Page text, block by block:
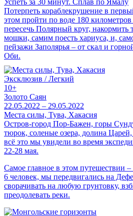
Потерпеть кораблекрушение в
этом пройти по воде 180
пересечь Полярный круг, накормить
мошки, самим поесть хариуса, и,
пейзажи Заполярья – от скал и
Оби.
Эксклюзив / Легкий
10+
Золото Саян
22.05.2022 – 29.05.2022
Места силы, Тува, Хакасия
Остров-город Пор-Бажен, горы
тюрок, соленые озера, долина
всё это мы увидели во время
22-28 мая.
Самое главное в этом путешествии
6 человек, мы передвигались на
сворачивать на любую грунтовку,
преодолевать реки.